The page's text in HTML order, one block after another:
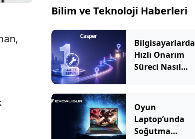
Bilim ve Teknoloji Haberleri
Bilgisayarlarda
Hızlı Onarım
Süreci Nasıl
Oyun
Laptop’unda
Soğutma